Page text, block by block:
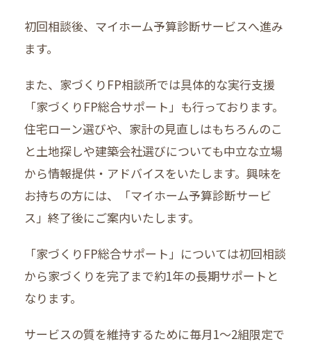
初回相談後、マイホーム予算診断サービスへ進み
ます。
また、家づくりFP相談所では具体的な実行支援
「家づくりFP総合サポート」も行っております。
住宅ローン選びや、家計の見直しはもちろんのこ
と土地探しや建築会社選びについても中立な立場
から情報提供・アドバイスをいたします。興味を
お持ちの方には、「マイホーム予算診断サービ
ス」終了後にご案内いたします。
「家づくりFP総合サポート」については初回相談
から家づくりを完了まで約1年の長期サポートと
なります。
サービスの質を維持するために毎月1〜2組限定で